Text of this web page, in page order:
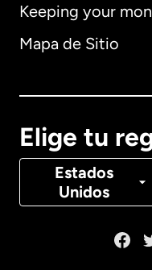
Keeping your
Mapa de Sitio
Elige tu
Estados
Unidos
Alemania
Canadá